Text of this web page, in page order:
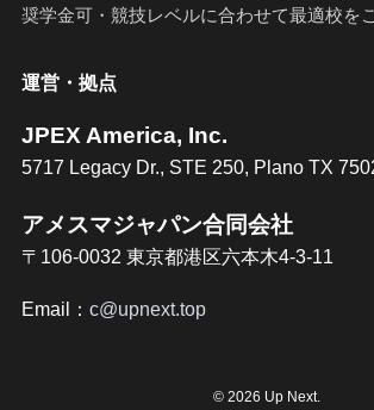
奨学金可・競技レベルに合わせて最適校を
運営・拠点
JPEX America, Inc.
5717 Legacy Dr., STE 250, Plano TX
アメスマジャパン合同会社
〒106-0032 東京都港区六本木4-3-11
Email： c@upnext.top
© 2026 Up Next.